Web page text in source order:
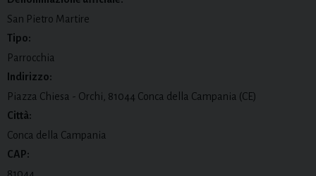
San Pietro Martire
Tipo:
Parrocchia
Indirizzo:
Piazza Chiesa - Orchi, 81044 Conca della Campania (CE)
Città:
Conca della Campania
CAP: